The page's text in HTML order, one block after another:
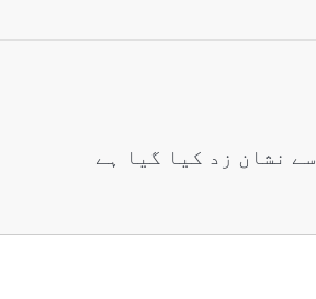
سے نشان زد کیا گیا ہے